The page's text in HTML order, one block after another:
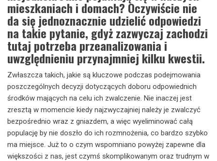
mieszkaniach i domach? Oczywiście nie
da się jednoznacznie udzielić odpowiedzi
na takie pytanie, gdyż zazwyczaj zachodzi
tutaj potrzeba przeanalizowania i
uwzględnieniu przynajmniej kilku kwestii.
Zwłaszcza takich, jakie są kluczowe podczas podejmowania
poszczególnych decyzji dotyczących doboru odpowiednich
środków mających na celu ich zwalczenie. Nie inaczej jest
zresztą w momencie kiedy najzwyczajniej należy je zwalczyć
bezpośrednio wraz z gniazdem, a więc wyeliminować całą
populację by nie doszło do ich rozmnożenia, co bardzo szybko
ma miejsce. Już to o czym wspomniano powyżej zapewne dla
większości z nas, jest czymś skomplikowanym oraz trudnym w